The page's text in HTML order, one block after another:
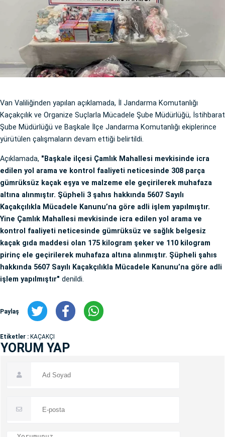
Van Valiliğinden yapılan açıklamada, İl Jandarma Komutanlığı
Kaçakçılık ve Organize Suçlarla Mücadele Şube Müdürlüğü, İstihbarat
Şube Müdürlüğü ve Başkale İlçe Jandarma Komutanlığı ekiplerince
yürütülen çalışmaların devam ettiği belirtildi.
Açıklamada, "Başkale ilçesi Çamlık Mahallesi mevkisinde icra
edilen yol arama ve kontrol faaliyeti neticesinde 308 parça
gümrüksüz kaçak eşya ve malzeme ele geçirilerek muhafaza
altına alınmıştır. Şüpheli 3 şahıs hakkında 5607 Sayılı
Kaçakçılıkla Mücadele Kanunu’na göre adli işlem yapılmıştır.
Yine Çamlık Mahallesi mevkisinde icra edilen yol arama ve
kontrol faaliyeti neticesinde gümrüksüz ve sağlık belgesiz
kaçak gıda maddesi olan 175 kilogram şeker ve 110 kilogram
pirinç ele geçirilerek muhafaza altına alınmıştır. Şüpheli şahıs
hakkında 5607 Sayılı Kaçakçılıkla Mücadele Kanunu’na göre adli
işlem yapılmıştır" denildi.
Paylaş
Etiketler : KAÇAKÇI
YORUM YAP